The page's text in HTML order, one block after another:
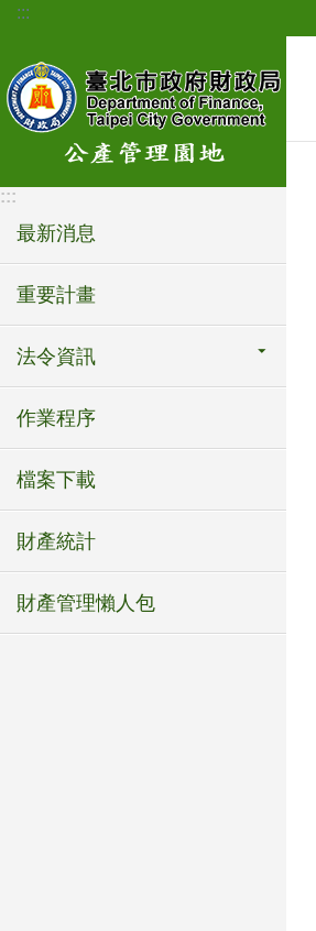
跳到主要內容區塊
:::
:::
最新消息
重要計畫
法令資訊
作業程序
檔案下載
財產統計
財產管理懶人包